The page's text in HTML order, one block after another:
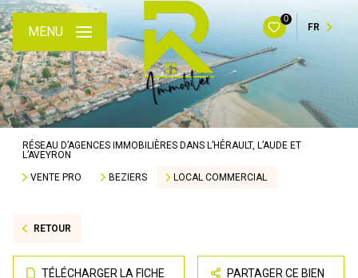
0
FR
MENU
RÉSEAU D’AGENCES IMMOBILIÈRES DANS L’HÉRAULT, L’AUDE ET
L’AVEYRON
VENTE PRO
BEZIERS LOCAL COMMERCIAL
RETOUR
TÉLÉCHARGER LA FICHE PARTAGER CE BIEN